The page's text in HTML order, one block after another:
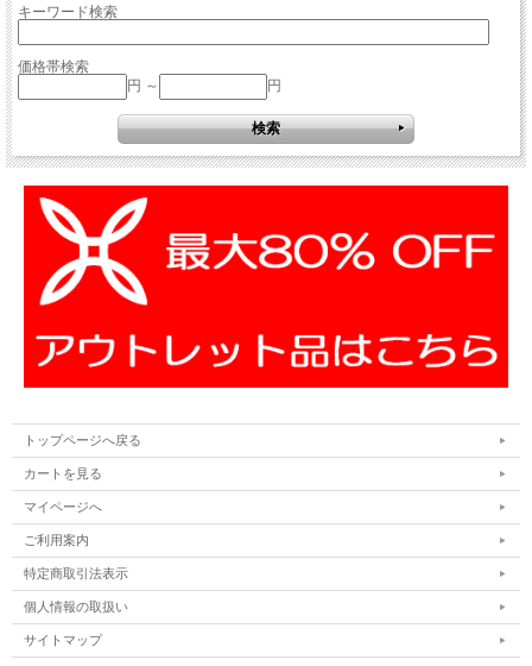
キーワード検索
価格帯検索
円 ～
円
トップページへ戻る
カートを見る
マイページへ
ご利用案内
特定商取引法表示
個人情報の取扱い
サイトマップ